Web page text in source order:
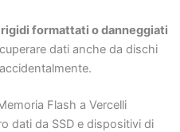
formattati o danneggiati
dati anche da dischi
Flash a Vercelli
dati da SSD e dispositivi di